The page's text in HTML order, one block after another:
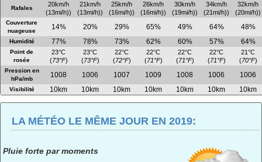
Rafales
20km/h
(13mi/h))
21km/h
(13mi/h))
25km/h
(16mi/h))
26km/h
(16mi/h))
30km/h
(19mi/h))
34km/h
(21mi/h))
32km/h
(20mi/h))
Couverture
nuageuse
14% 20% 29% 65% 49% 64% 48%
Humidité 77% 78% 73% 62% 60% 57% 64%
Point de
rosée
23°C
(73°F)
23°C
(73°F)
22°C
(72°F)
22°C
(71°F)
22°C
(71°F)
22°C
(71°F)
21°C
(70°F)
Pression en
hPa/mb
1008 1006 1007 1009 1008 1006 1006
Visibilité 10km 10km 10km 10km 10km 10km 10km
LA MÉTÉO LE MÊME JOUR EN 2019:
Pluie forte par moments